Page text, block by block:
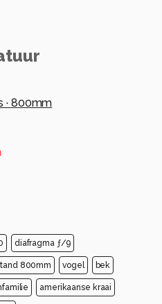
· 800mm
diafragma ƒ/9
800mm vogel bek
amerikaanse kraai